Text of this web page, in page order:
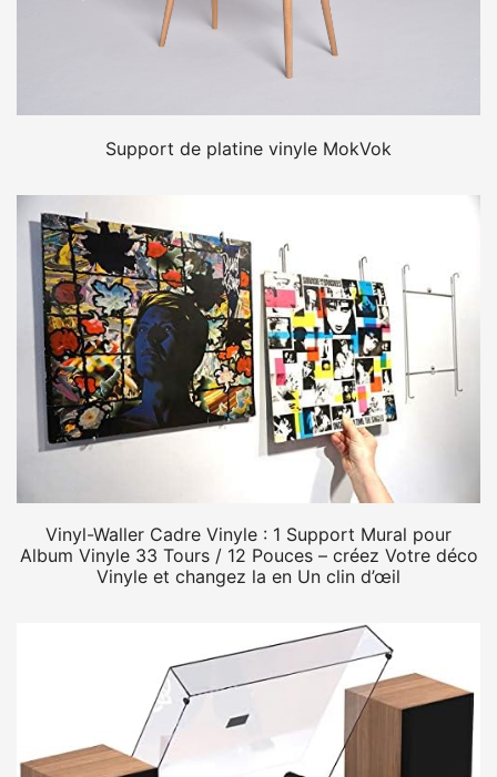
Support de platine vinyle MokVok
Vinyl-Waller Cadre Vinyle : 1 Support Mural pour
Album Vinyle 33 Tours / 12 Pouces – créez Votre déco
Vinyle et changez la en Un clin d’œil